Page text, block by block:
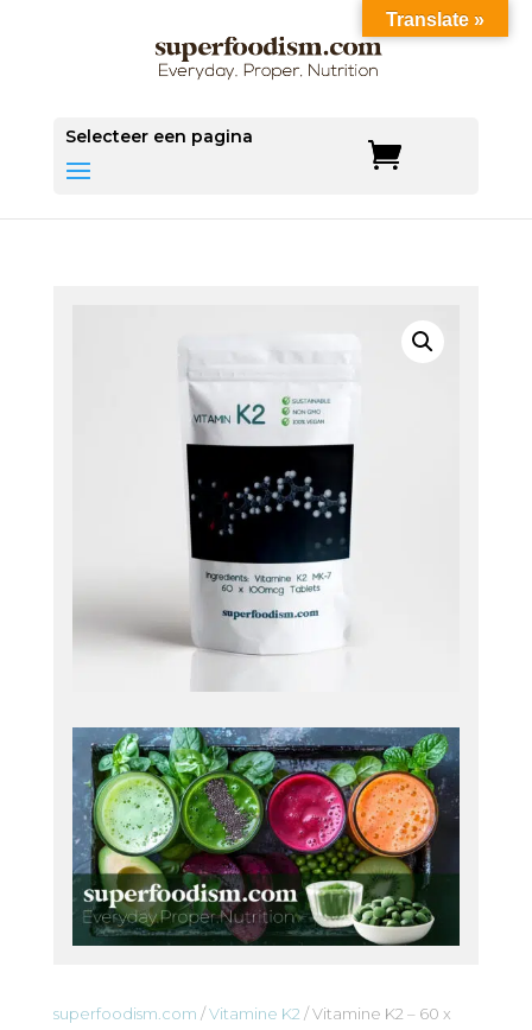
Selecteer een pagina
superfoodism.com /Vitamine K2 / Vitamine K2 – 60 x
Translate »